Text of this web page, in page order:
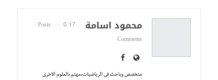
محمود اسامة 17 Posts
0
Comments
متخصص وباحث فى الرياضيات،مهتم بالعلوم الاخرى